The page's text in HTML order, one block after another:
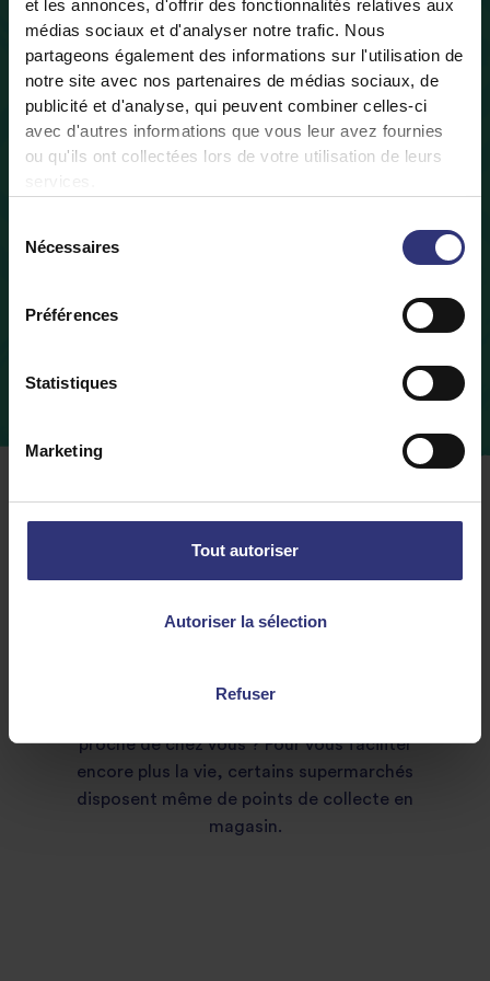
et les annonces, d'offrir des fonctionnalités relatives aux
médias sociaux et d'analyser notre trafic. Nous
partageons également des informations sur l'utilisation de
notre site avec nos partenaires de médias sociaux, de
publicité et d'analyse, qui peuvent combiner celles-ci
avec d'autres informations que vous leur avez fournies
ou qu'ils ont collectées lors de votre utilisation de leurs
services.
Nécessaires
Préférences
Statistiques
Marketing
Tout autoriser
Autoriser la sélection
Refuser
Donnez, même un peu
Une fois que vous avez créé un environnement
positif autour de vous, le moment est
supplémentaires lors de vos prochaines courses
proche de chez vous ? Pour vous faciliter
encore plus la vie, certains supermarchés
disposent même de points de collecte en
magasin.